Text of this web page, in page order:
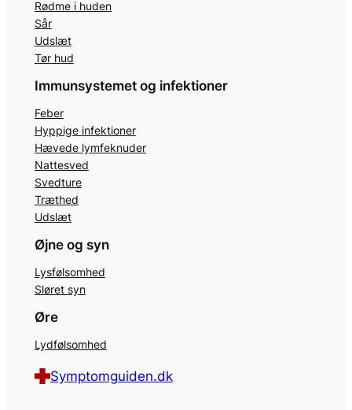
Rødme i huden
Sår
Udslæt
Tør hud
Immunsystemet og infektioner
Feber
Hyppige infektioner
Hævede lymfeknuder
Nattesved
Svedture
Træthed
Udslæt
Øjne og syn
Lysfølsomhed
Sløret syn
Øre
Lydfølsomhed
Symptomguiden.dk